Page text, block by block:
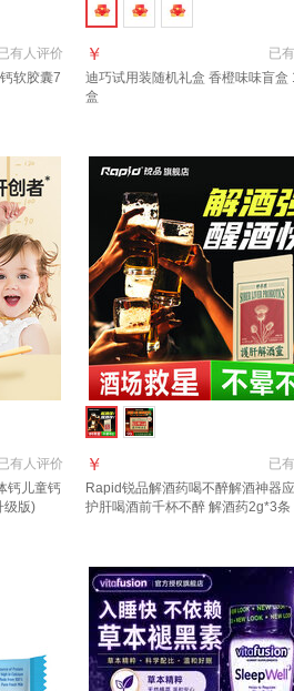
有人评价
软胶囊7
已有
￥
迪巧试用装随机礼盒 香橙味味盲盒
盒
有人评价
钙儿童钙
级版)
已有
￥
Rapid锐品解酒药喝不醉解酒神器
护肝喝酒前千杯不醉 解酒药2g*3条